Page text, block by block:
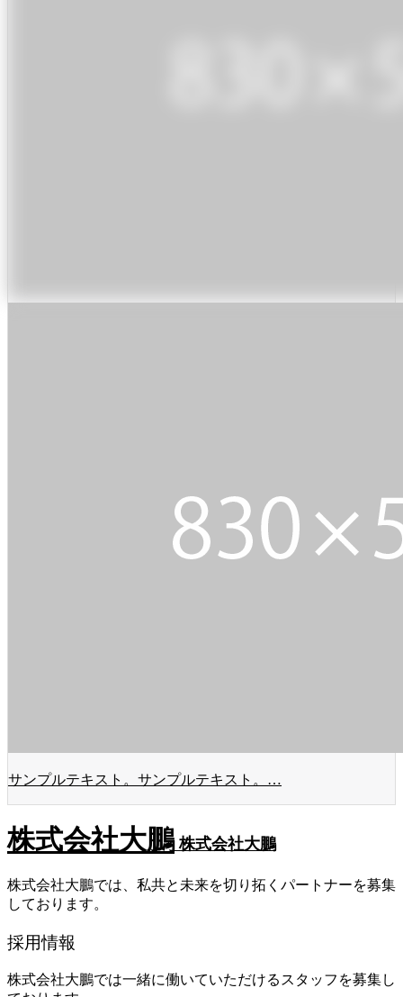
サンプルテキスト。サンプルテキスト。…
株式会社大鵬 株式会社大鵬
株式会社大鵬では、私共と未来を切り拓くパートナーを募集
しております。
採用情報
株式会社大鵬では一緒に働いていただけるスタッフを募集し